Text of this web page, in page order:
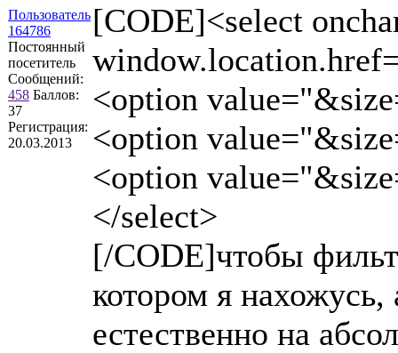
Пользователь
164786
Постоянный
посетитель
Сообщений:
458 Баллов:
37
Регистрация:
20.03.2013
[CODE]<select
<option
<option
<option
</select>
[/CODE]чтобы
котором я нахожусь,
естественно на